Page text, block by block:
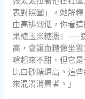
表對照圖」。她解
由高排到低。你看
果糖玉米糖漿』——
高，會讓血糖像坐
嚐起來不甜，但它
比白砂糖還高。這
來混淆消費者。」